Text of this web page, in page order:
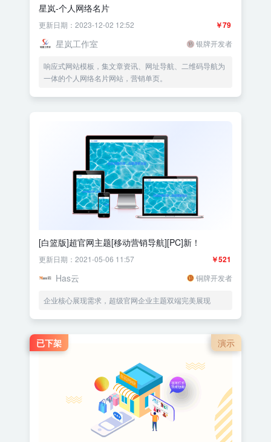
星岚-个人网络名片
￥79
更新日期：2023-12-02 12:52
星岚工作室 银牌开发者
响应式网站模板，集文章资讯、网址导航、二维码导航为
一体的个人网络名片网站，营销单页。
[白篮版]超官网主题[移动营销导航][PC]新！
￥521
更新日期：2021-05-06 11:57
Has云 铜牌开发者
企业核心展现需求，超级官网企业主题双端完美展现
演示
已下架